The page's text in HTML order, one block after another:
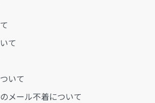
て
いて
メール不着について